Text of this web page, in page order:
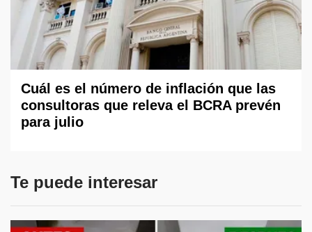
Cuál es el número de inflación que las
consultoras que releva el BCRA prevén
para julio
Te puede interesar